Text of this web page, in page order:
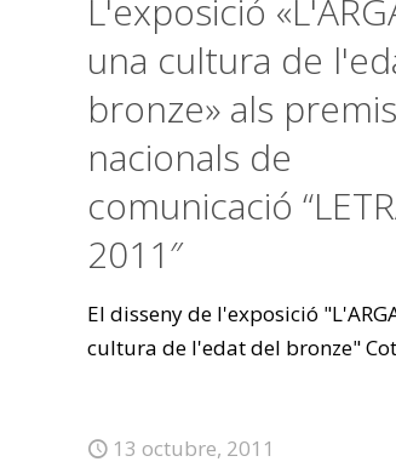
L'exposició
una cultura de
bronze» als premis
nacionals de
comunicació
2011″
El disseny de l'exposició
cultura de l'edat del bronze"
13 octubre, 2011